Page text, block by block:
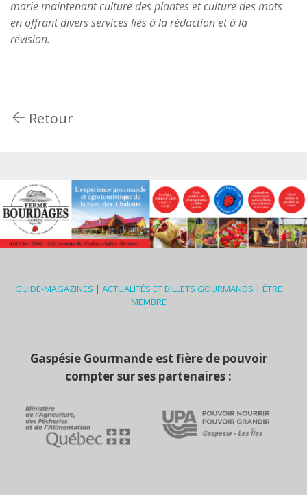
marie maintenant culture des plantes et culture des mots
en offrant divers services liés à la rédaction et à la
révision.
Retour
GUIDE-MAGAZINES | ACTUALITÉS ET BILLETS GOURMANDS | ÊTRE
MEMBRE
Gaspésie Gourmande est fière de pouvoir
compter sur ses partenaires :